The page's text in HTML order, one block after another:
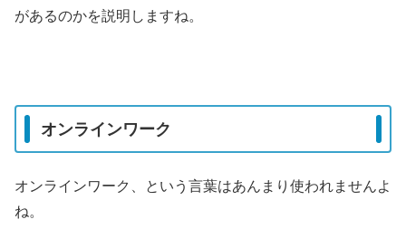
があるのかを説明しますね。
オンラインワーク
オンラインワーク、という言葉はあんまり使われませんよ
ね。